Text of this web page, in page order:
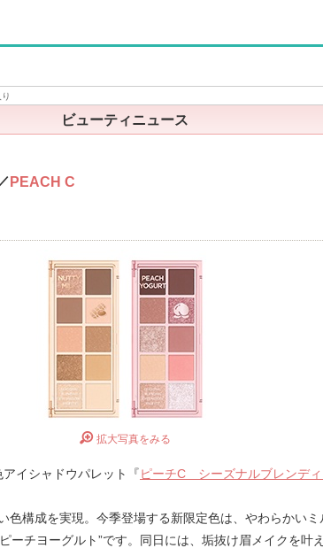
ビューティニュース
PEACH C
拡大写真をみる
イシャドウパレット『ピーチC シーズナルブレンデ
構成を実現。今季登場する新限定色は、やわらかい
ーチヨーグルト”です。同日には、垢抜け眉メイクを叶